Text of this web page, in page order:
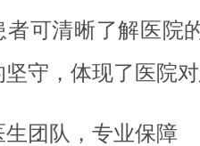
者可清晰了解医院
守，体现了医院
生团队，专业保障